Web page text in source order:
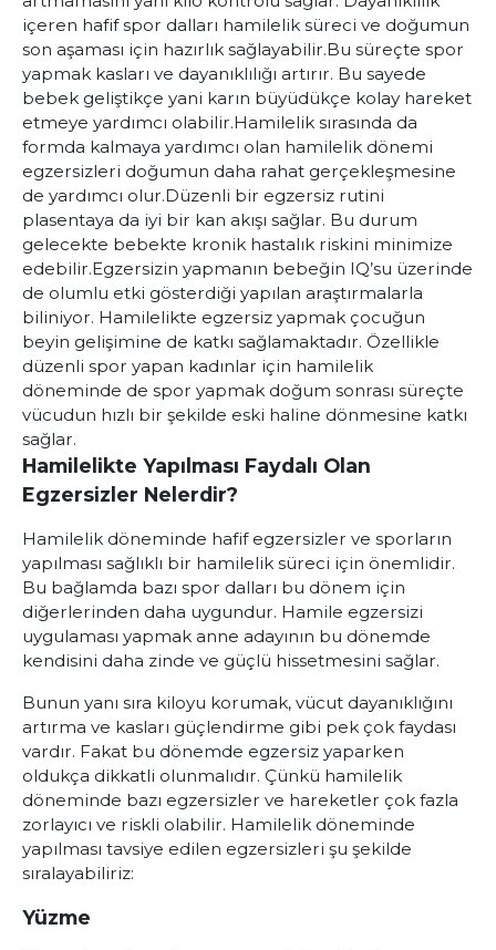
içeren hafif spor dalları hamilelik süreci ve doğumun
son aşaması için hazırlık sağlayabilir.Bu süreçte spor
yapmak kasları ve dayanıklılığı artırır. Bu sayede
bebek geliştikçe yani karın büyüdükçe kolay hareket
etmeye yardımcı olabilir.Hamilelik sırasında da
formda kalmaya yardımcı olan hamilelik dönemi
egzersizleri doğumun daha rahat gerçekleşmesine
de yardımcı olur.Düzenli bir egzersiz rutini
plasentaya da iyi bir kan akışı sağlar. Bu durum
gelecekte bebekte kronik hastalık riskini minimize
edebilir.Egzersizin yapmanın bebeğin IQ’su üzerinde
de olumlu etki gösterdiği yapılan araştırmalarla
biliniyor. Hamilelikte egzersiz yapmak çocuğun
beyin gelişimine de katkı sağlamaktadır. Özellikle
düzenli spor yapan kadınlar için hamilelik
döneminde de spor yapmak doğum sonrası süreçte
vücudun hızlı bir şekilde eski haline dönmesine katkı
sağlar.
Hamilelikte Yapılması Faydalı Olan
Egzersizler Nelerdir?
Hamilelik döneminde hafif egzersizler ve sporların
yapılması sağlıklı bir hamilelik süreci için önemlidir.
Bu bağlamda bazı spor dalları bu dönem için
diğerlerinden daha uygundur. Hamile egzersizi
uygulaması yapmak anne adayının bu dönemde
kendisini daha zinde ve güçlü hissetmesini sağlar.
Bunun yanı sıra kiloyu korumak, vücut dayanıklığını
artırma ve kasları güçlendirme gibi pek çok faydası
vardır. Fakat bu dönemde egzersiz yaparken
oldukça dikkatli olunmalıdır. Çünkü hamilelik
döneminde bazı egzersizler ve hareketler çok fazla
zorlayıcı ve riskli olabilir. Hamilelik döneminde
yapılması tavsiye edilen egzersizleri şu şekilde
sıralayabiliriz:
Yüzme